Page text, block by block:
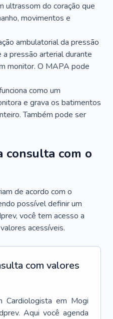
ultrassom do coração que
movimentos e
ambulatorial da pressão
pressão arterial durante
monitor. O MAPA pode
como um
e grava os batimentos
Também pode ser
consulta com o
de acordo com o
possível definir um
você tem acesso a
acessíveis.
com valores
Cardiologista em Mogi
Aqui você agenda